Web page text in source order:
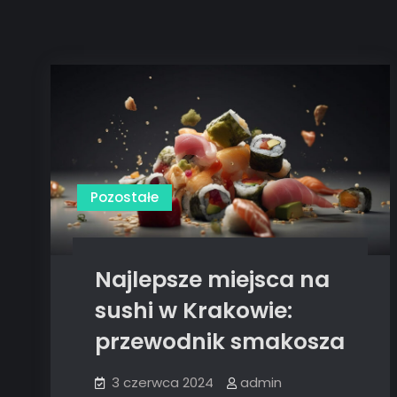
Pozostałe
Najlepsze miejsca na
sushi w Krakowie:
przewodnik smakosza
3 czerwca 2024 admin